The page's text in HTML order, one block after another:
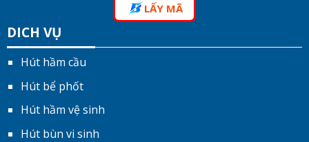
LẤY MÃ
DICH VỤ
Hút hầm cầu
Hút bể phốt
Hút hầm vệ sinh
Hút bùn vi sinh